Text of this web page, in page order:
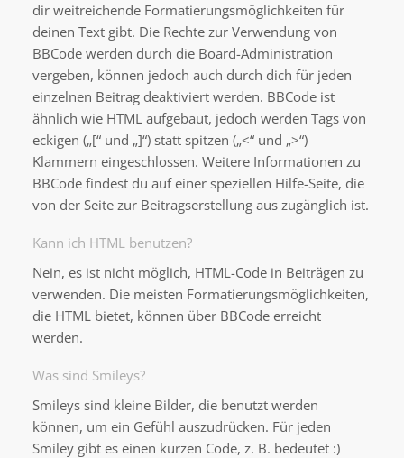
dir weitreichende Formatierungsmöglichkeiten für
deinen Text gibt. Die Rechte zur Verwendung von
BBCode werden durch die Board-Administration
vergeben, können jedoch auch durch dich für jeden
einzelnen Beitrag deaktiviert werden. BBCode ist
ähnlich wie HTML aufgebaut, jedoch werden Tags von
eckigen („[“ und „]“) statt spitzen („<“ und „>“)
Klammern eingeschlossen. Weitere Informationen zu
BBCode findest du auf einer speziellen Hilfe-Seite, die
von der Seite zur Beitragserstellung aus zugänglich ist.
Kann ich HTML benutzen?
Nein, es ist nicht möglich, HTML-Code in Beiträgen zu
verwenden. Die meisten Formatierungsmöglichkeiten,
die HTML bietet, können über BBCode erreicht
werden.
Was sind Smileys?
Smileys sind kleine Bilder, die benutzt werden
können, um ein Gefühl auszudrücken. Für jeden
Smiley gibt es einen kurzen Code, z. B. bedeutet :)